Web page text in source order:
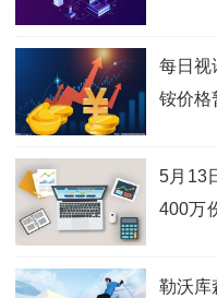
每日视
铵价格
5月13
400万
勒沃库